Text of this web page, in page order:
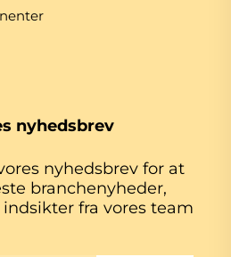
nyhedsbrev
nyhedsbrev for at
branchenyheder,
fra vores team